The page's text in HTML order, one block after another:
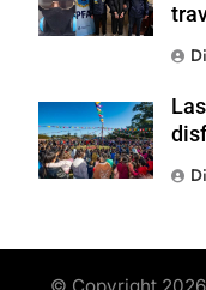
© Copyright 2026